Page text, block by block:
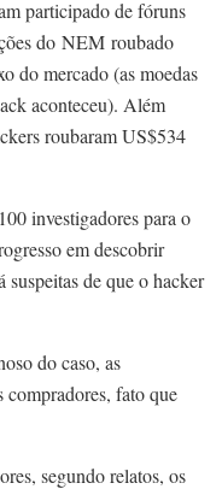
participado de fóruns
do NEM roubado
do mercado (as moedas
aconteceu). Além
roubaram US$534
investigadores para o
em descobrir
de que o hacker
do caso, as
compradores, fato que
segundo relatos, os